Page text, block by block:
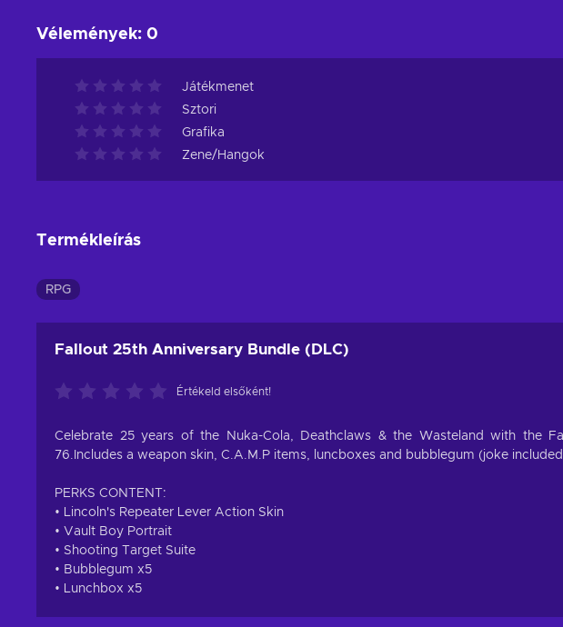
Vélemények: 0
Játékmenet
Sztori
Grafika
Zene/Hangok
Termékleírás
RPG
Fallout 25th Anniversary Bundle (DLC)
Értékeld elsőként!
Celebrate 25 years of the Nuka-Cola, Deathclaws & the Wasteland with the
76.Includes a weapon skin, C.A.M.P items, luncboxes and bubblegum (joke
PERKS CONTENT:
• Lincoln's Repeater Lever Action Skin
• Vault Boy Portrait
• Shooting Target Suite
• Bubblegum x5
• Lunchbox x5